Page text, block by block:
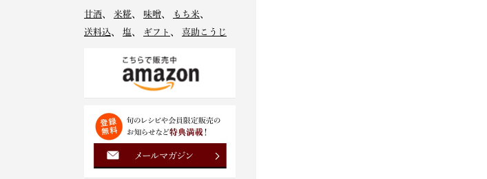
甘酒 米糀 味噌 もち米
送料込
塩 ギフト 喜助こうじ